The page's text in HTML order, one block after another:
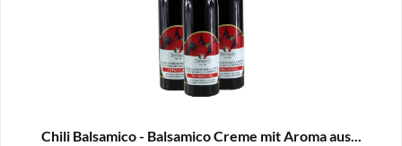
Chili Balsamico - Balsamico Creme mit Aroma aus...